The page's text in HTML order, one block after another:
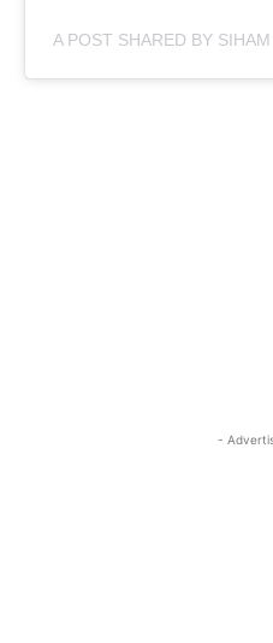
A POST SHARED BY
-